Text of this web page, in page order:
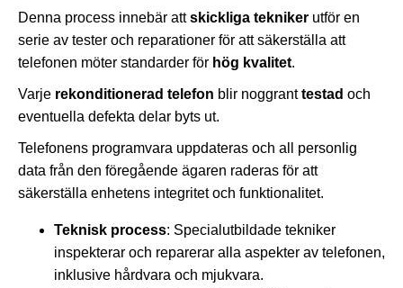
Denna process innebär attskickliga tekniker utför en
serie av tester och reparationer för att säkerställa att
telefonen möter standarder för hög kvalitet.
Varje rekonditionerad telefon blir noggranttestad och
eventuella defekta delar byts ut.
Telefonens programvara uppdateras och all personlig
data från den föregående ägaren raderas för att
säkerställa enhetens integritet och funktionalitet.
Teknisk process: Specialutbildade tekniker
inspekterar och reparerar alla aspekter av telefonen,
inklusive hårdvara och mjukvara.